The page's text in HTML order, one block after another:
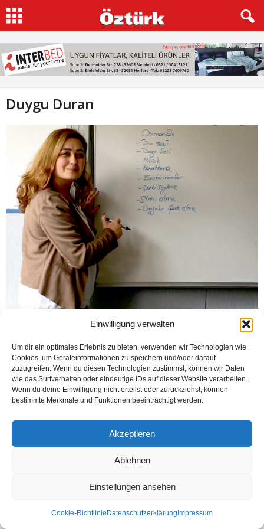
Einwilligung verwalten
Um dir ein optimales Erlebnis zu bieten, verwenden wir Technologien wie
Cookies, um Geräteinformationen zu speichern und/oder darauf
zuzugreifen. Wenn du diesen Technologien zustimmst, können wir Daten
wie das Surfverhalten oder eindeutige IDs auf dieser Website verarbeiten.
Wenn du deine Einwilligung nicht erteilst oder zurückziehst, können
bestimmte Merkmale und Funktionen beeinträchtigt werden.
Akzeptieren
Ablehnen
Einstellungen ansehen
Cookie-Richtlinie Datenschutzerklärung Impressum
Duygu Duran
Müzikle terapi semineri yapıldı
Datenschutzerklärung
Impressum